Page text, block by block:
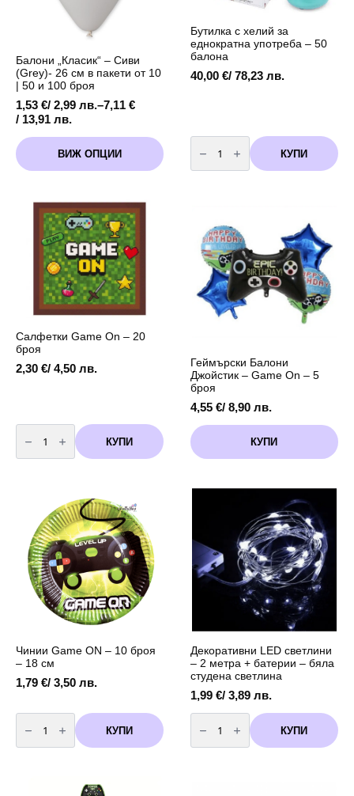
Балони „Класик“ – Сиви
(Grey)- 26 см в пакети от 10
| 50 и 100 броя
1,53 €/ 2,99 лв.–7,11 €
/ 13,91 лв.
Price
1,53 €
/
2,99 лв.
7,11 €
13,91 лв.
ВИЖ ОПЦИИ
This
product
has
variants.
options
chosen
product
Бутилка с хелий за
еднократна употреба – 50
балона
40,00 €/ 78,23 лв.
количество
за
Бутилка
с
балона
КУПИ
Салфетки Game On – 20
броя
2,30 €/ 4,50 лв.
количество
за
Салфетки
Game
КУПИ
Геймърски Балони
Джойстик – Game On – 5
броя
4,55 €/ 8,90 лв.
КУПИ
Чинии Game ON – 10 броя
– 18 см
1,79 €/ 3,50 лв.
количество
за
Чинии
Game
КУПИ
Декоративни LED светлини
– 2 метра + батерии – бяла
студена светлина
1,99 €/ 3,89 лв.
количество
за
Декоративни
LED
КУПИ